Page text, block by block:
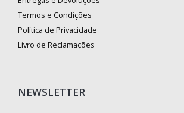
Termos e Condições
Política de Privacidade
Livro de Reclamações
NEWSLETTER